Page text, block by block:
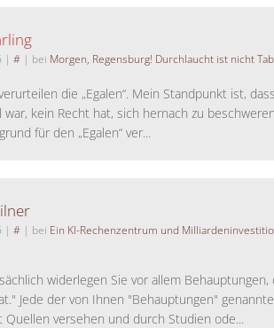
| # | bei Morgen, Regensburg! Durchlaucht ist nicht
die „Egalen“. Mein Standpunkt ist,
war, kein Recht hat, sich hernach zu
für den „Egalen“ ver...
| # | bei Ein KI-Rechenzentrum und
widerlegen Sie vor allem
Jede der von Ihnen "Behauptungen"
versehen und durch Studien ode...